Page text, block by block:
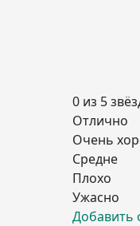
0 из 5
Отлично
Очень
Средне
Плохо
Ужасно
Добавить